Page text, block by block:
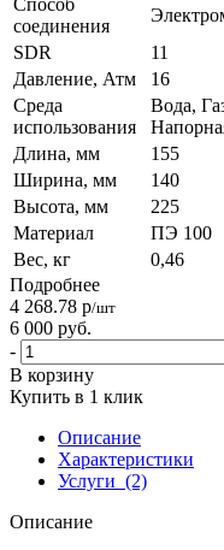
соединения
SDR
11
Давление, Атм
16
Среда
использования
Вода,
Длина, мм
155
Ширина, мм
140
Высота, мм
225
Материал
ПЭ 100
Вес, кг
0,46
Подробнее
4 268.78 р/шт
6 000 руб.
-
В корзину
Купить в 1 клик
Описание
Характеристики
Услуги (2)
Описание